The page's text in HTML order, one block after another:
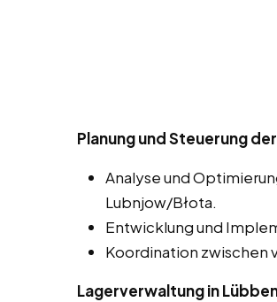
Planung und Steuerung
Analyse und
Lubnjow/Błota.
Entwicklung und
Koordination zwischen
Lagerverwaltung in